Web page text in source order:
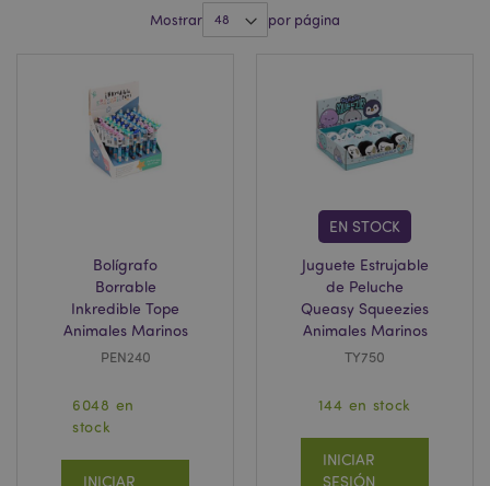
Mostrar por página
Bolígrafo
Borrable
Inkredible Tope
Animales Marinos
PEN240
6048 en
stock
INICIAR
EN STOCK
Juguete Estrujable
de Peluche
Queasy Squeezies
Animales Marinos
TY750
144 en stock
INICIAR
SESIÓN